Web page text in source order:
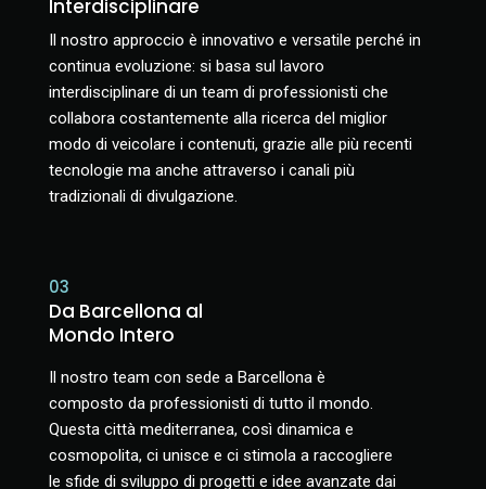
Interdisciplinare
Il nostro approccio è innovativo e versatile perché in
continua evoluzione: si basa sul lavoro
interdisciplinare di un team di professionisti che
collabora costantemente alla ricerca del miglior
modo di veicolare i contenuti, grazie alle più recenti
tecnologie ma anche attraverso i canali più
tradizionali di divulgazione.
03
Da Barcellona al
Mondo Intero
Il nostro team con sede a Barcellona è
composto da professionisti di tutto il mondo.
Questa città mediterranea, così dinamica e
cosmopolita, ci unisce e ci stimola a raccogliere
le sfide di sviluppo di progetti e idee avanzate dai